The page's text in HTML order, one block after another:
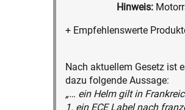
Hinweis:
+ Empfehlenswerte
Nach aktuellem Gesetz ist
dazu folgende Aussage:
„… ein Helm gilt in
1. ein ECE Label nach